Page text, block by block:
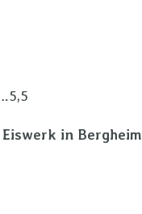
in Bergheim